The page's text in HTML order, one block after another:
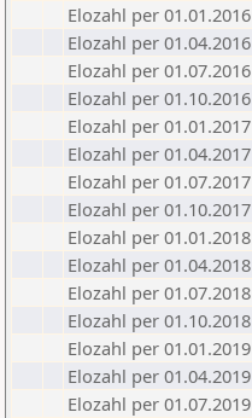
Elozahl per 01.01.2016
Elozahl per 01.04.2016
Elozahl per 01.07.2016
Elozahl per 01.10.2016
Elozahl per 01.01.2017
Elozahl per 01.04.2017
Elozahl per 01.07.2017
Elozahl per 01.10.2017
Elozahl per 01.01.2018
Elozahl per 01.04.2018
Elozahl per 01.07.2018
Elozahl per 01.10.2018
Elozahl per 01.01.2019
Elozahl per 01.04.2019
Elozahl per 01.07.2019